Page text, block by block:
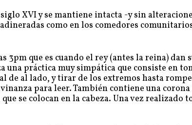
XVI y se mantiene intacta -y sin
como en los comedores
3pm que es cuando el rey (antes la reina)
una práctica muy simpática que consiste en
de al lado, y tirar de los extremos hasta
para leer. También contiene una
se colocan en la cabeza. Una vez realizado